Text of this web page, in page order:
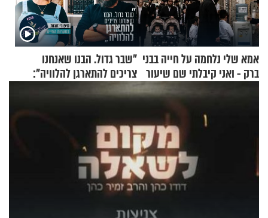
אמא שלי נלחמה על חייה בבני
ברק - ואני קיבלתי שם שיעור
"שבר גדול. הבנו שאנחנו
צריכים להתארגן להלוויה":
זוגיות במבחן, הפעם עם מרים
וגד דנינו